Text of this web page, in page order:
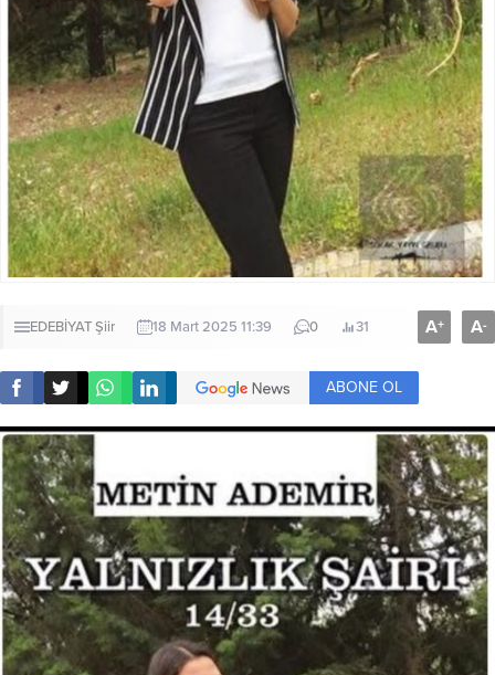
EDEBİYATŞiir 18 Mart 2025 11:39 0 31 A+ A-
ABONE OL